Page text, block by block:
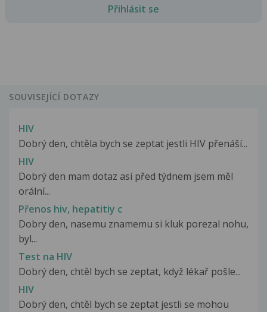
Přihlásit se
SOUVISEJÍCÍ DOTAZY
HIV
Dobrý den, chtěla bych se zeptat jestli HIV přenáší...
HIV
Dobrý den mam dotaz asi před týdnem jsem měl
orální...
Přenos hiv, hepatitiy c
Dobry den, nasemu znamemu si kluk porezal nohu,
byl...
Test na HIV
Dobrý den, chtěl bych se zeptat, když lékař pošle...
HIV
Dobrý den, chtěl bych se zeptat jestli se mohou